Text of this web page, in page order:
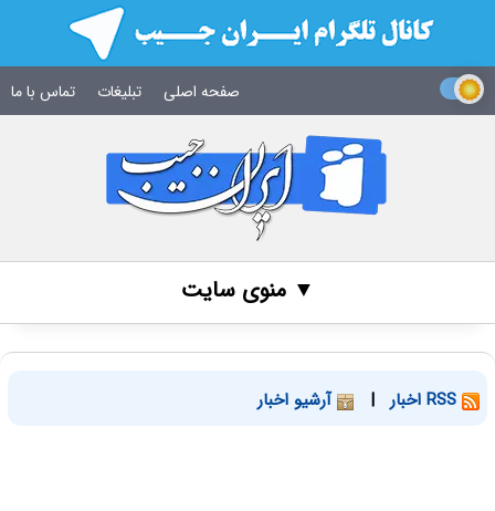
صفحه اصلی تبلیغات تماس با ما
▼ منوی سایت
| آرشیو اخبار